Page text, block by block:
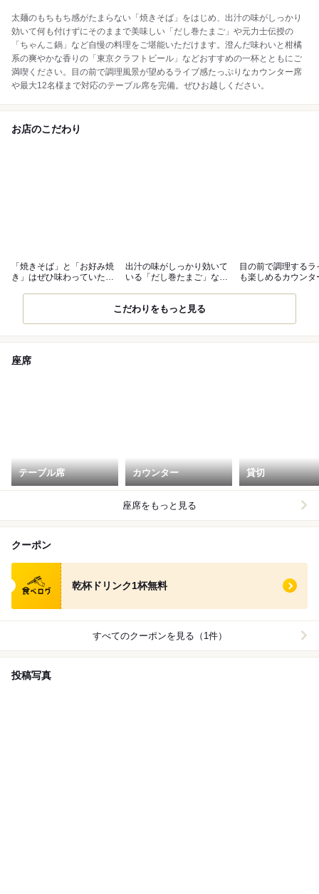
太麺のもちもち感がたまらない「焼きそば」をはじめ、出汁の味がしっかり
効いて何も付けずにそのままで美味しい「だし巻たまご」や元力士伝授の
「ちゃんこ鍋」など自慢の料理をご堪能いただけます。澄んだ味わいと柑橘
系の爽やかな香りの「東京クラフトビール」などおすすめの一杯とともにご
満喫ください。目の前で調理風景が望めるライブ感たっぷりなカウンター席
や最大12名様まで対応のテーブル席を完備。ぜひお越しください。
お店のこだわり
「焼きそば」と「お好み焼
き」はぜひ味わっていただ
出汁の味がしっかり効いて
いる「だし巻たまご」など
目の前で調理するラ
も楽しめるカウンタ
こだわりをもっと見る
座席
テーブル席 カウンター 貸切
座席をもっと見る
クーポン
食べログ クーポン
乾杯ドリンク1杯無料
すべてのクーポンを見る（1件）
投稿写真